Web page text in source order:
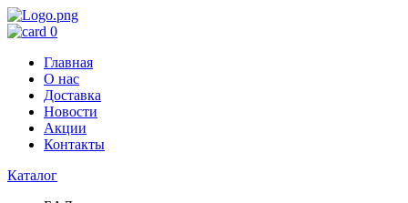
0
Главная
О нас
Доставка
Новости
Акции
Контакты
Каталог